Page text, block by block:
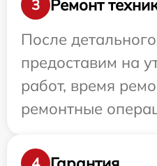
3
Ремонт
После
предоставим на
работ, время
ремонтные